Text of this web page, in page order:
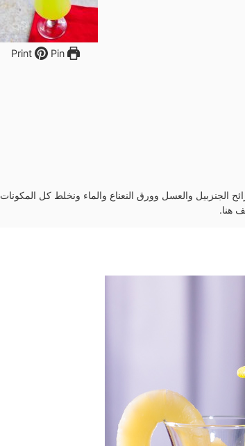
Print
Pin
الجنزبيل والعسل وورق النعناع والماء ونخلط كل المكونات
هنا.